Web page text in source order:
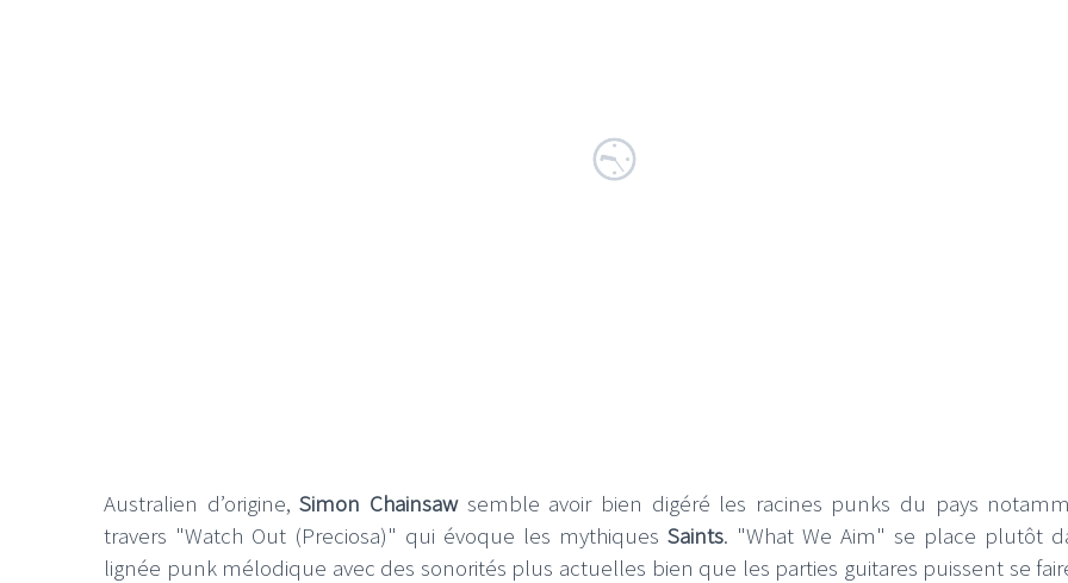
Australien d’origine,Simon Chainsaw semble avoir bien digéré les racines punks du pays
travers "Watch Out (Preciosa)" qui évoque les mythiques Saints. "What We Aim" se place plutôt
lignée punk mélodique avec des sonorités plus actuelles bien que les parties guitares puissent se